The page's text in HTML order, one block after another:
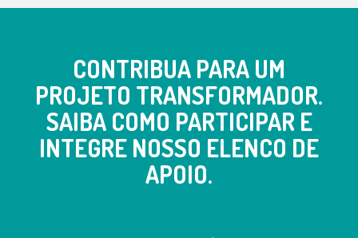
CONTRIBUA PARA UM
PROJETO TRANSFORMADOR.
SAIBA COMO PARTICIPAR E
INTEGRE NOSSO ELENCO DE
APOIO.